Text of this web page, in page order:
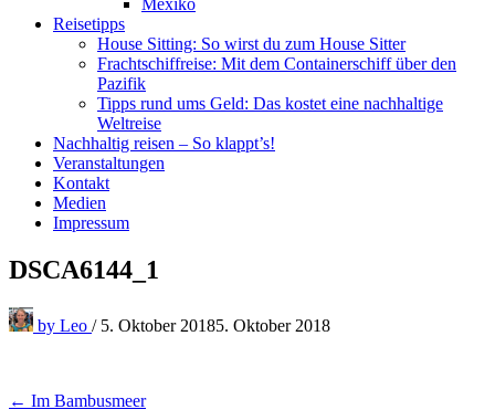
Mexiko
Reisetipps
House Sitting: So wirst du zum House Sitter
Frachtschiffreise: Mit dem Containerschiff über den
Pazifik
Tipps rund ums Geld: Das kostet eine nachhaltige
Weltreise
Nachhaltig reisen – So klappt’s!
Veranstaltungen
Kontakt
Medien
Impressum
DSCA6144_1
by Leo / 5. Oktober 20185. Oktober 2018
Beitragsnavigation
← Im Bambusmeer